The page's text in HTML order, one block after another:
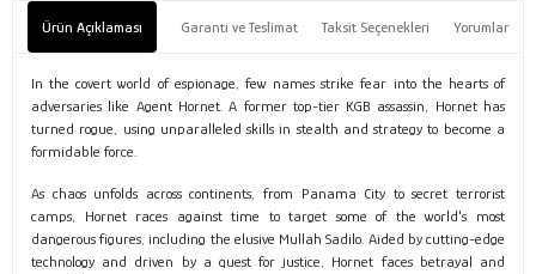
Ürün Açıklaması Garanti ve Teslimat Taksit Seçenekleri Yorumlar
In the covert world of espionage, few names strike fear into the hearts of
adversaries like Agent Hornet. A former top-tier KGB assassin, Hornet has
turned rogue, using unparalleled skills in stealth and strategy to become a
formidable force.
As chaos unfolds across continents, from Panama City to secret terrorist
camps, Hornet races against time to target some of the world's most
dangerous figures, including the elusive Mullah Sadilo. Aided by cutting-edge
technology and driven by a quest for justice, Hornet faces betrayal and